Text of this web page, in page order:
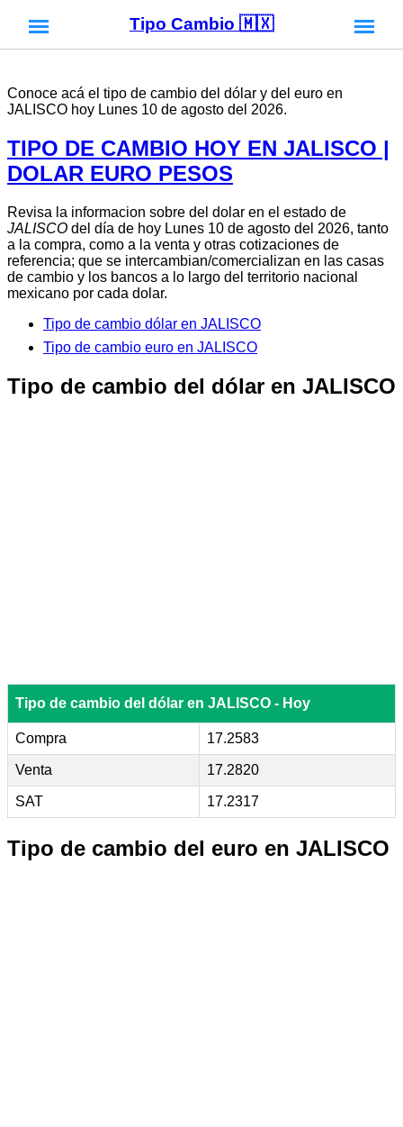
Tipo Cambio 🇲🇽
Conoce acá el tipo de cambio del dólar y del euro en
JALISCO hoy Lunes 10 de agosto del 2026.
TIPO DE CAMBIO HOY EN JALISCO |
DOLAR EURO PESOS
Revisa la informacion sobre del dolar en el estado de
JALISCO del día de hoy Lunes 10 de agosto del 2026, tanto
a la compra, como a la venta y otras cotizaciones de
referencia; que se intercambian/comercializan en las casas
de cambio y los bancos a lo largo del territorio nacional
mexicano por cada dolar.
Tipo de cambio dólar en JALISCO
Tipo de cambio euro en JALISCO
Tipo de cambio del dólar en JALISCO
Tipo de cambio del dólar en JALISCO - Hoy
Compra 17.2583
Venta 17.2820
SAT 17.2317
Tipo de cambio del euro en JALISCO